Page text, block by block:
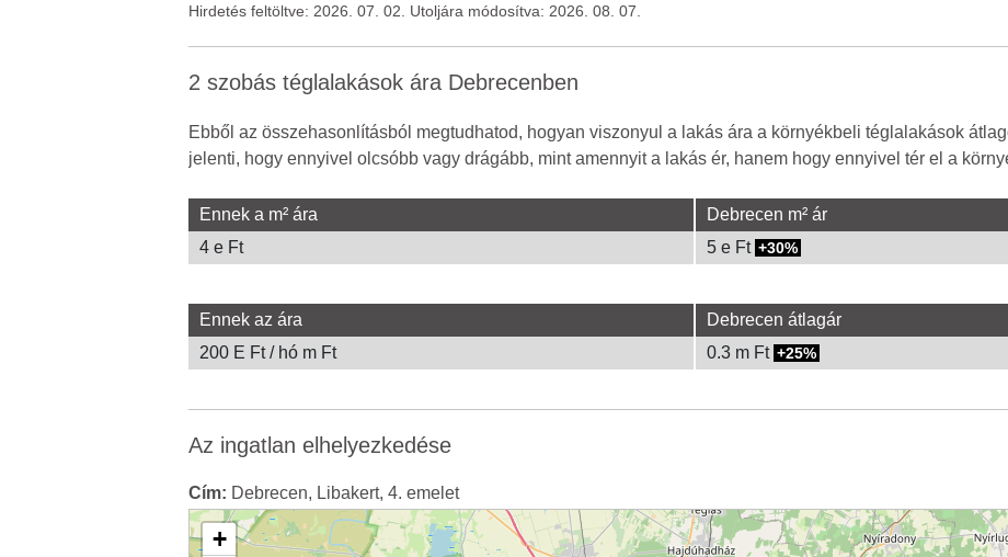
Hirdetés feltöltve: 2026. 07. 02. Utoljára módosítva: 2026. 08. 07.
2 szobás téglalakások ára Debrecenben
Ebből az összehasonlításból megtudhatod, hogyan viszonyul a lakás ára a környékbeli téglalakások
jelenti, hogy ennyivel olcsóbb vagy drágább, mint amennyit a lakás ér, hanem hogy ennyivel tér el a
Ennek a m² ára
Debrecen m² ár
4 e Ft
5 e Ft 30%
Ennek az ára
Debrecen átlagár
200 E Ft / hó m Ft
0.3 m Ft 25%
Az ingatlan elhelyezkedése
Cím: Debrecen, Libakert, 4. emelet
+